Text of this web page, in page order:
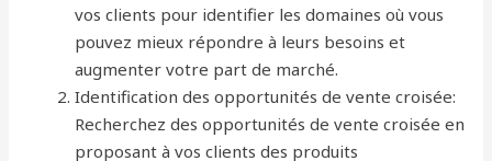
vos clients pour identifier les domaines où vous
pouvez mieux répondre à leurs besoins et
augmenter votre part de marché.
Identification des opportunités de vente croisée:
Recherchez des opportunités de vente croisée en
proposant à vos clients des produits